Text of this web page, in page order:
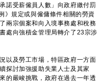
諾受薪僱員人數」向政府繳付罰
》規定或與僱傭條件相關的勞資
兩宗個案和向入境事務處和稅務
處向強積金管理局轉介了23宗涉
以及勞工市場，特區政府一方面
探討加強援助失業人士及其家
的嚴峻挑戰，政府在過去一年透